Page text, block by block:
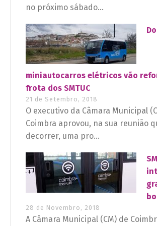
no próximo sábado...
miniautocarros elétricos vão
frota dos SMTUC
21 de Setembro, 2018
O executivo da Câmara Municipal
Coimbra aprovou, na sua reunião
decorrer, uma pro...
28 de Novembro, 2018
A Câmara Municipal (CM) de